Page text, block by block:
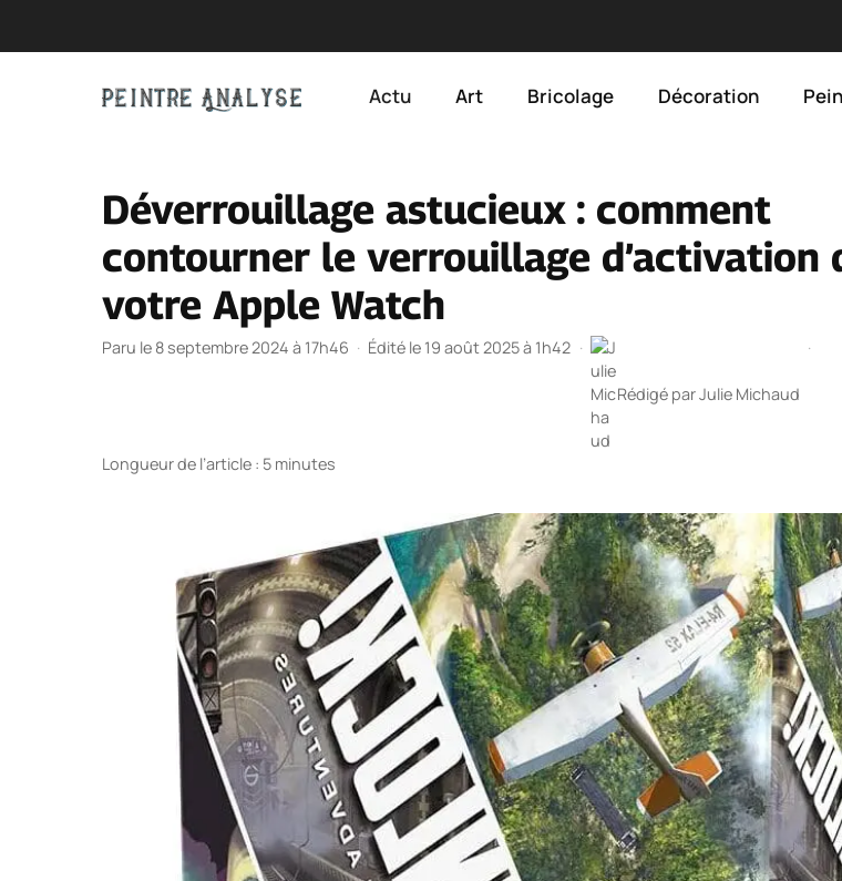
Actu Art Bricolage Décoration
Déverrouillage astucieux : comment
contourner le verrouillage d’activation
votre Apple Watch
Paru le 8 septembre 2024 à 17h46 · Édité le 19 août 2025 à 1h42 ·
Rédigé parJulie Michaud
·
Longueur de l’article : 5 minutes